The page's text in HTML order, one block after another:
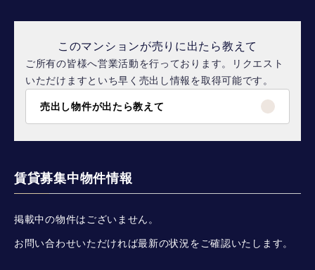
このマンションが売りに出たら教えて
ご所有の皆様へ営業活動を行っております。リクエスト
いただけますといち早く売出し情報を取得可能です。
売出し物件が出たら教えて
賃貸募集中物件情報
掲載中の物件はございません。
お問い合わせいただければ最新の状況をご確認いたします。